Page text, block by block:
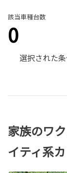
該当車種台数
0
選択された
家族のワ
イティ系カ